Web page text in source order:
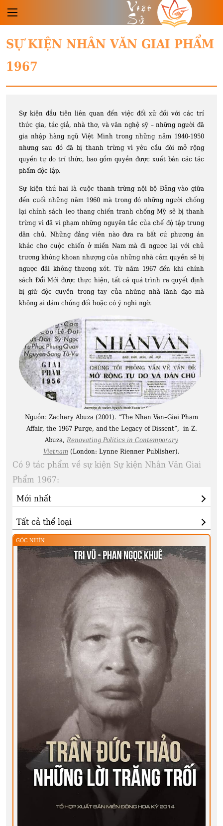
Việt
Sử
SỰ KIỆN NHÂN VĂN GIAI PHẨM
1967
Sự kiện đầu tiên liên quan đến việc đối xử đối với các trí
thức gia, tác giả, nhà thơ, và văn nghệ sỹ – những người đã
gia nhập hàng ngũ Việt Minh trong những năm 1940-1950
nhưng sau đó đã bị thanh trừng vì yêu cầu đòi mở rộng
quyền tự do trí thức, bao gồm quyền được xuất bản các tác
phẩm độc lập.
Sự kiện thứ hai là cuộc thanh trừng nội bộ Đảng vào giữa
đến cuối những năm 1960 mà trong đó những người chống
lại chính sách leo thang chiến tranh chống Mỹ sẽ bị thanh
trừng vì đã vi phạm những nguyên tắc của chế độ tập trung
dân chủ. Những đảng viên nào đưa ra bất cứ phương án
khác cho cuộc chiến ở miền Nam mà đi ngược lại với chủ
trương không khoan nhượng của những nhà cầm quyền sẽ bị
ngược đãi không thương xót. Từ năm 1967 đến khi chính
sách Đổi Mới được thực hiện, tất cả quá trình ra quyết định
bị giữ độc quyền trong tay của những nhà lãnh đạo mà
không ai dám chống đối hoặc có ý nghi ngờ.
Nguồn: Zachary Abuza (2001). “The Nhan Van–Giai Pham
Affair, the 1967 Purge, and the Legacy of Dissent”, in Z.
Abuza, Renovating Politics in Contemporary
Vietnam (London: Lynne Rienner Publisher).
Có 9 tác phẩm về sự kiện Sự kiện Nhân Văn Giai
Phẩm 1967:
GÓC NHÌN